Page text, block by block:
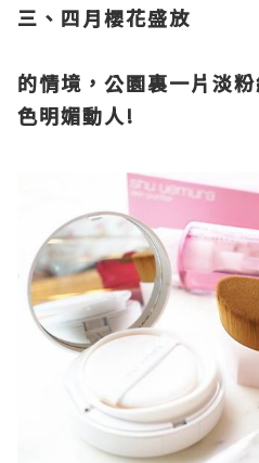
三、四月櫻花盛放
的情境，公園裏一片淡
色明媚動人!